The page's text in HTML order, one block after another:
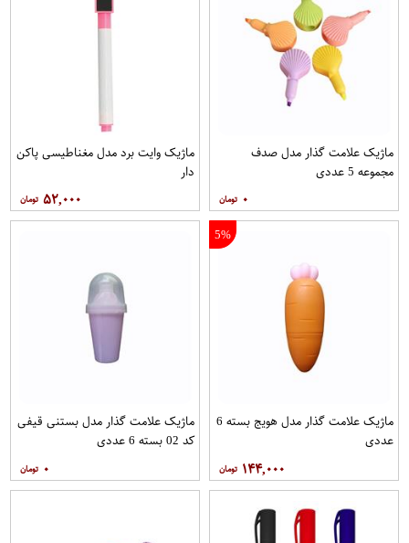
ماژیک علامت گذار مدل صدف
مجموعه 5 عددی
۰
ماژیک وایت برد مدل مغناطیسی پاکن
دار
۵۲,۰۰۰
5%
ماژیک علامت گذار مدل هویج بسته 6
عددی
۱۴۴,۰۰۰
ماژیک علامت گذار مدل بستنی قیفی
کد 02 بسته 6 عددی
۰